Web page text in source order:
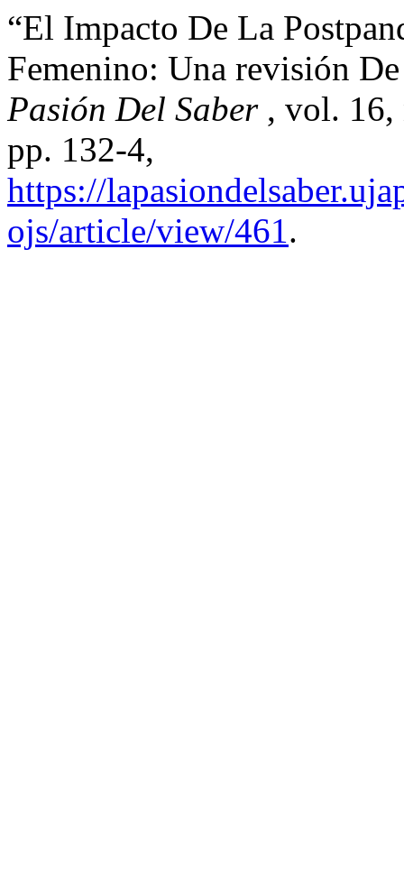
“El Impacto De La
Femenino: Una revisión
Pasión Del Saber , vol. 16,
pp. 132-4,
https://
ojs/article/view/461.